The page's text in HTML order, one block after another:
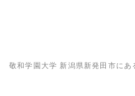
敬和学園大学 新潟県新発田市にあ